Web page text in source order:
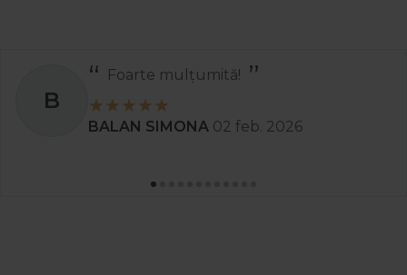
Recomand
Stanciu Aura Andreea 02 apr. 2025